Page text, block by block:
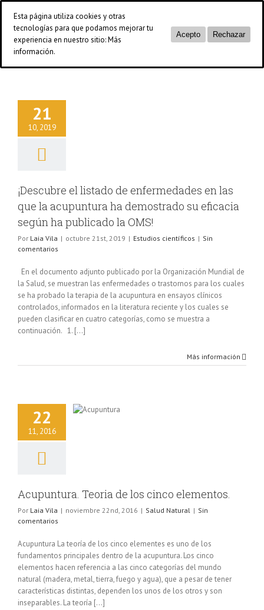
Saltar
contenido
Blog
21
10, 2019
¡Descubre el listado de enfermedades en las
que la acupuntura ha demostrado su eficacia
según ha publicado la OMS!
Por Laia Vila | octubre 21st, 2019 | Estudios científicos | Sin
comentarios
En el documento adjunto publicado por la Organización Mundial de
la Salud, se muestran las enfermedades o trastornos para los cuales
se ha probado la terapia de la acupuntura en ensayos clínicos
controlados, informados en la literatura reciente y los cuales se
pueden clasificar en cuatro categorías, como se muestra a
continuación. 1. [...]
Más información
22
11, 2016
Teoria de los
elementos.
Natural
Acupuntura. Teoria de los cinco elementos.
Por Laia Vila | noviembre 22nd, 2016 | Salud Natural | Sin
comentarios
Acupuntura La teoría de los cinco elementes es uno de los
fundamentos principales dentro de la acupuntura. Los cinco
elementos hacen referencia a las cinco categorías del mundo
natural (madera, metal, tierra, fuego y agua), que a pesar de tener
características distintas, dependen los unos de los otros y son
inseparables. La teoría [...]
Esta página utiliza cookies y otras
tecnologías para que podamos mejorar tu
experiencia en nuestro sitio:Más
información.
Acepto Rechazar